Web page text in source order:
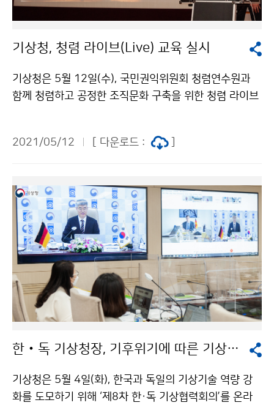
기상청, 청렴 라이브(Live) 교육 실시
기상청은 5월 12일(수), 국민권익위원회 청렴연수원과
함께 청렴하고 공정한 조직문화 구축을 위한 청렴 라이브
참여하였습니다.
2021/05/12 [ 다운로드 :
한‧독 기상청장, 기후위기에 따른 기상기후서비스 협력방안 논의
기상청은 5월 4일(화), 한국과 독일의 기상기술 역량 강
화를 도모하기 위해 ‘제8차 한·독 기상협력회의’를 온라